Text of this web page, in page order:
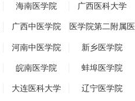
海南医学院 广西医科大学
广西中医学院 医学院第二附属医
院
河南中医学院 新乡医学院
皖南医学院 蚌埠医学院
大连医科大学 辽宁医学院